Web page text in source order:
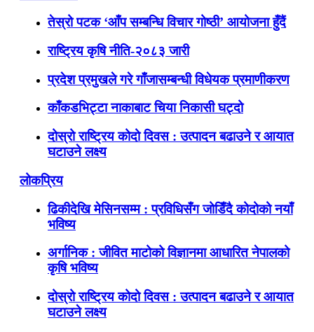
तेस्रो पटक ‘आँप सम्बन्धि विचार गोष्ठी’ आयोजना हुँदैं
राष्ट्रिय कृषि नीति-२०८३ जारी
प्रदेश प्रमुखले गरे गाँजासम्बन्धी विधेयक प्रमाणीकरण
काँकडभिट्टा नाकाबाट चिया निकासी घट्दो
दोस्रो राष्ट्रिय कोदो दिवस : उत्पादन बढाउने र आयात
घटाउने लक्ष्य
लोकप्रिय
ढिकीदेखि मेसिनसम्म : प्रविधिसँग जोडिँदै कोदोको नयाँ
भविष्य
अर्गानिक : जीवित माटोको विज्ञानमा आधारित नेपालको
कृषि भविष्य
दोस्रो राष्ट्रिय कोदो दिवस : उत्पादन बढाउने र आयात
घटाउने लक्ष्य